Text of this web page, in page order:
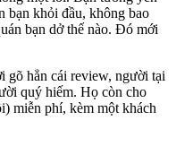
bạn khỏi đầu, không bao
bạn dở thế nào. Đó mới
hẳn cái review, người tại
quý hiếm. Họ còn cho
miễn phí, kèm một khách